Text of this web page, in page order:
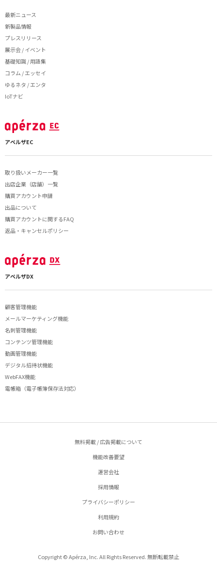
最新ニュース
新製品情報
プレスリリース
展示会 / イベント
基礎知識 / 用語集
コラム / エッセイ
ゆるネタ / エンタ
IoTナビ
アペルザEC
取り扱いメーカー一覧
出店企業（店舗）一覧
購買アカウント申請
出品について
購買アカウントに関するFAQ
返品・キャンセルポリシー
アペルザDX
顧客管理機能
メールマーケティング機能
名刺管理機能
コンテンツ管理機能
動画管理機能
デジタル招待状機能
WebFAX機能
電帳箱（電子帳簿保存法対応）
無料掲載 / 広告掲載について
機能改善要望
運営会社
採用情報
プライバシーポリシー
利用規約
お問い合わせ
Copyright © Apérza, Inc. All Rights Reserved. 無断転載禁止